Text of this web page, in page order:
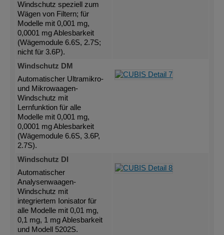
Windschutz speziell zum
Wägen von Filtern; für
Modelle mit 0,001 mg,
0,0001 mg Ablesbarkeit
(Wägemodule 6.6S, 2.7S;
nicht für 3.6P).
Windschutz DM
Automatischer Ultramikro-
und Mikrowaagen-
Windschutz mit
Lernfunktion für alle
Modelle mit 0,001 mg,
0,0001 mg Ablesbarkeit
(Wägemodule 6.6S, 3.6P,
2.7S).
Windschutz DI
Automatischer
Analysenwaagen-
Windschutz mit
integriertem Ionisator für
alle Modelle mit 0,01 mg,
0,1 mg, 1 mg Ablesbarkeit
und Modell 5202S.